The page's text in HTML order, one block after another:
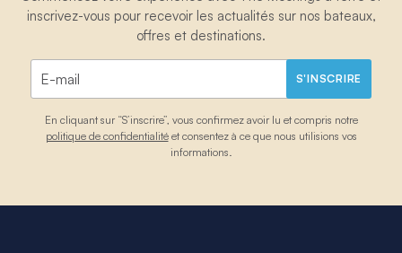
inscrivez-vous pour recevoir les actualités sur nos bateaux,
offres et destinations.
S'INSCRIRE
En cliquant sur “S’inscrire”, vous confirmez avoir lu et compris notre
politique de confidentialitéet consentez à ce que nous utilisions vos
informations.